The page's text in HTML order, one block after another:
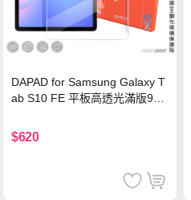
DAPAD for Samsung Galaxy T
ab S10 FE 平板高透光滿版9H
$620